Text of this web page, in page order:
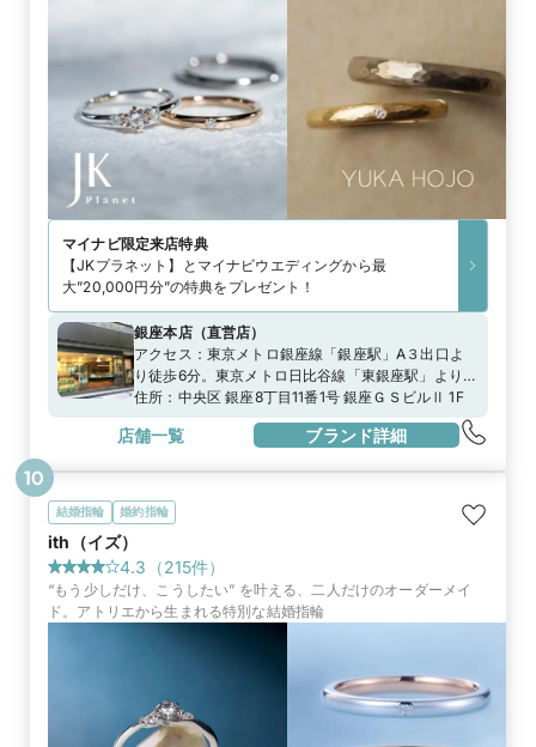
マイナビ限定来店特典
【JKプラネット】とマイナビウエディングから最
大”20,000円分”の特典をプレゼント！
銀座本店（直営店）
アクセス： 東京メトロ銀座線「銀座駅」A３出口よ
り徒歩6分。東京メトロ日比谷線「東銀座駅」より徒
歩6分。JR山手線「新橋駅」より徒歩7分。
住所： 中央区 銀座8丁目11番1号 銀座ＧＳビルⅡ 1F
店舗一覧 ブランド詳細
結婚指輪 婚約指輪
ith（イズ）
4.3 （215件）
“もう少しだけ、こうしたい” を叶える、二人だけのオーダーメイ
ド。アトリエから生まれる特別な結婚指輪
10